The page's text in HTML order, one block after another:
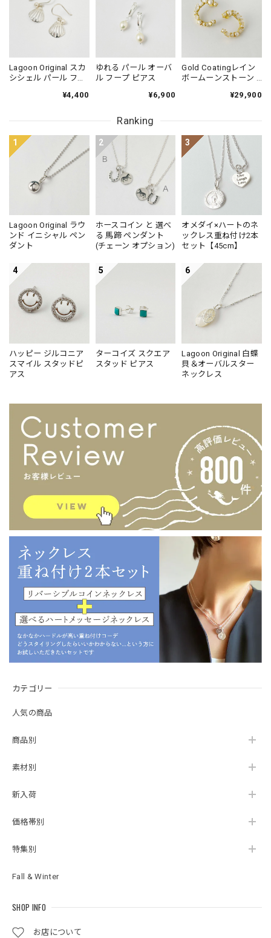
カテゴリー
人気の商品
商品別
素材別
新入荷
価格帯別
特集別
Fall & Winter
SHOP INFO
お店について
Lagoon Original スカ
シシェル パール フッ
¥4,400
ゆれる パール オーバ
ル フープ ピアス
¥6,900
Gold Coatingレイン
ボームーンストーン &
¥29,900
Ranking
1
Lagoon Original ラウ
ンド イニシャル ペン
ダント
2
ホースコイン と 選べ
る 馬蹄 ペンダント
(チェーン オプション)
3
オメダイ×ハートのネ
ックレス重ね付け2本
セット【45cm】
4
ハッピー ジルコニア
スマイル スタッドピ
アス
5
ターコイズ スクエア
スタッド ピアス
6
Lagoon Original 白蝶
貝＆オーバルスター
ネックレス